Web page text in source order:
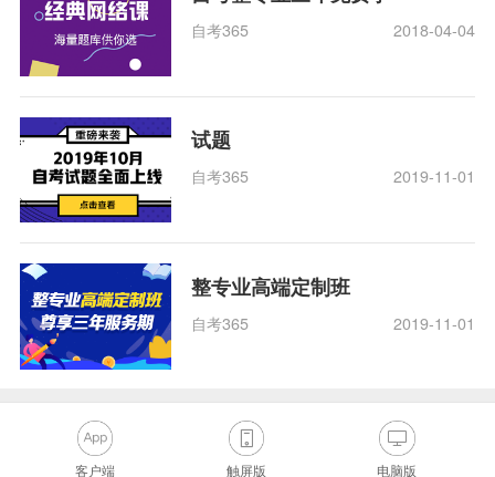
自考365 2018-04-04
试题
自考365 2019-11-01
整专业高端定制班
自考365 2019-11-01
客户端 触屏版 电脑版